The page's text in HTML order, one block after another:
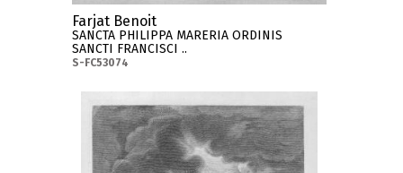
Farjat Benoit
SANCTA PHILIPPA MARERIA ORDINIS
SANCTI FRANCISCI ..
S-FC53074